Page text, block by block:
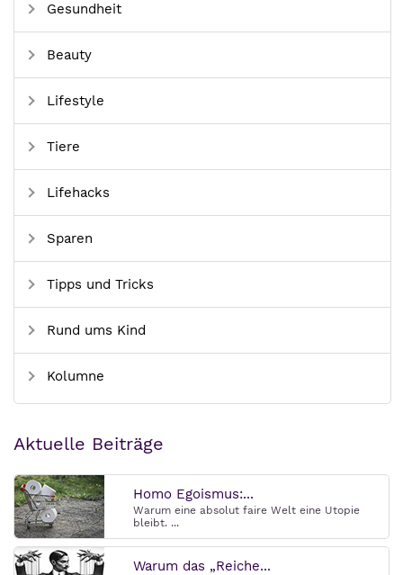
Gesundheit
Beauty
Lifestyle
Tiere
Lifehacks
Sparen
Tipps und Tricks
Rund ums Kind
Kolumne
Aktuelle Beiträge
Homo Egoismus:...
Warum eine absolut faire Welt eine Utopie
bleibt. ...
Warum das „Reiche...